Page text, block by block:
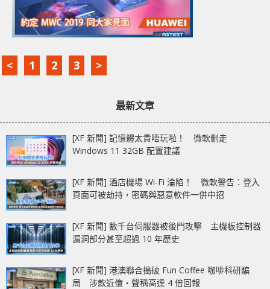
< 1 2 3 >
最新文章
[XF 新聞] 記憶體太貴唔玩啦！ 微軟刪走
Windows 11 32GB 配置建議
[XF 新聞] 酒店機場 Wi-Fi 淪陷！ 微軟警告：登入
頁面可被劫持，密碼與惡意軟件一併中招
[XF 新聞] 數千台伺服器被後門攻擊 主機板控制器
漏洞部分甚至超過 10 年歷史
[XF 新聞] 港澳聯合搗破 Fun Coffee 咖啡科研騙
局 涉款近億‧聲稱高達 4 倍回報